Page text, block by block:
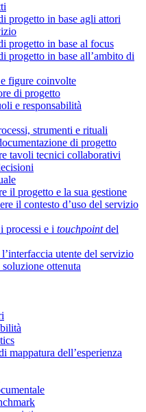
progetto in base agli attori
progetto in base al focus
progetto in base all’ambito di
figure coinvolte
di progetto
e responsabilità
strumenti e rituali
di progetto
tavoli tecnici collaborativi
il progetto e la sua gestione
il contesto d’uso del servizio
processi e i touchpointdel
utente del servizio
ottenuta
mappatura dell’esperienza